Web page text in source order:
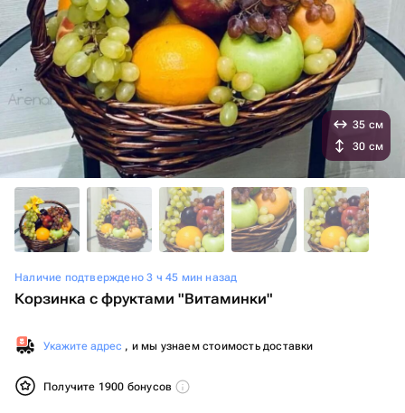
Наличие подтверждено 3 ч 45 мин назад
Корзинка с фруктами "Витаминки"
Укажите адрес , и мы узнаем стоимость доставки
Получите 1900 бонусов
35 см
30 см